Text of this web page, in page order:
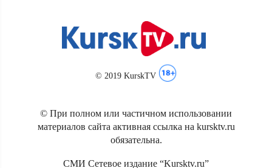
© 2019 KurskTV
© При полном или частичном использовании
материалов сайта активная ссылка на kursktv.ru
обязательна.
СМИ Сетевое издание “Kursktv.ru”